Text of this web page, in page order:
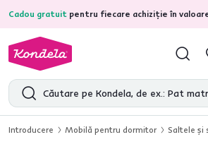
Cadou gratuit pentru fiecare achiziție în
4,7 31.285recenzii de produs
Introducere Mobilă pentru dormitor Saltele şi